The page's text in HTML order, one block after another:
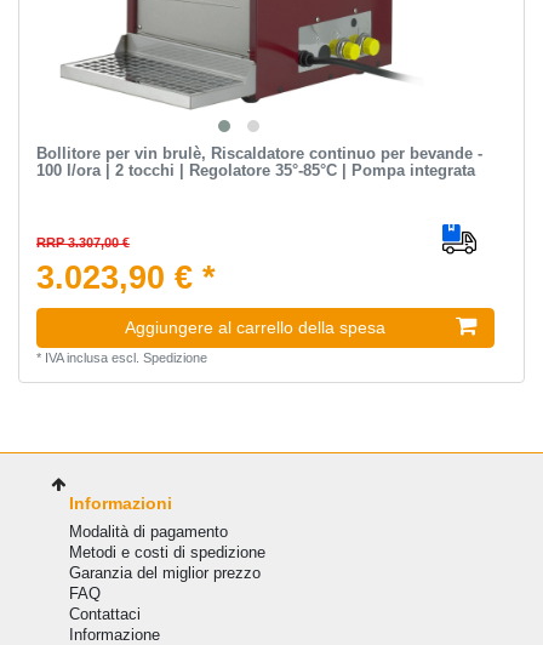
Bollitore per vin brulè, Riscaldatore continuo per bevande -
100 l/ora | 2 tocchi | Regolatore 35°-85°C | Pompa integrata
RRP 3.307,00 €
3.023,90 € *
Aggiungere al carrello della spesa
* IVA inclusaescl. Spedizione
Informazioni
Modalità di pagamento
Metodi e costi di spedizione
Garanzia del miglior prezzo
FAQ
Сontattaci
Informazione